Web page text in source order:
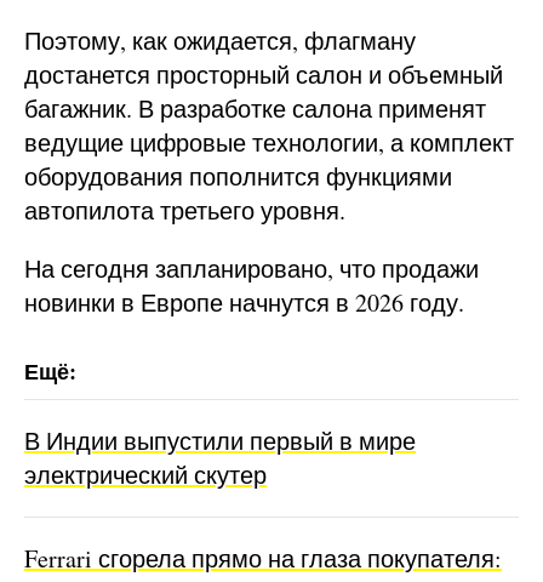
Поэтому, как ожидается, флагману
достанется просторный салон и объемный
багажник. В разработке салона применят
ведущие цифровые технологии, а комплект
оборудования пополнится функциями
автопилота третьего уровня.
На сегодня запланировано, что продажи
новинки в Европе начнутся в 2026 году.
В Индии выпустили первый в мире
электрический скутер
Ferrari сгорела прямо на глаза покупателя: